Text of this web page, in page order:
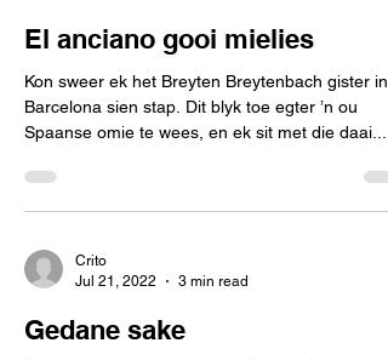
El anciano gooi mielies
Kon sweer ek het Breyten Breytenbach gister in
Barcelona sien stap. Dit blyk toe egter ’n ou
Spaanse omie te wees, en ek sit met die daai...
Crito
Jul 21, 2022
3 min read
Gedane sake